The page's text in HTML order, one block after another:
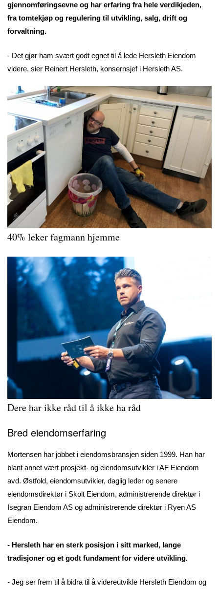
gjennomføringsevne og har erfaring fra hele verdikjeden,
fra tomtekjøp og regulering til utvikling, salg, drift og
forvaltning.
- Det gjør ham svært godt egnet til å lede Hersleth Eiendom
videre, sier Reinert Hersleth, konsernsjef i Hersleth AS.
40% leker fagmann hjemme
Dere har ikke råd til å ikke ha råd
Bred eiendomserfaring
Mortensen har jobbet i eiendomsbransjen siden 1999. Han har
blant annet vært prosjekt- og eiendomsutvikler i AF Eiendom
avd. Østfold, eiendomsutvikler, daglig leder og senere
eiendomsdirektør i Skolt Eiendom, administrerende direktør i
Isegran Eiendom AS og administrerende direktør i Ryen AS
Eiendom.
- Hersleth har en sterk posisjon i sitt marked, lange
tradisjoner og et godt fundament for videre utvikling.
- Jeg ser frem til å bidra til å videreutvikle Hersleth Eiendom og